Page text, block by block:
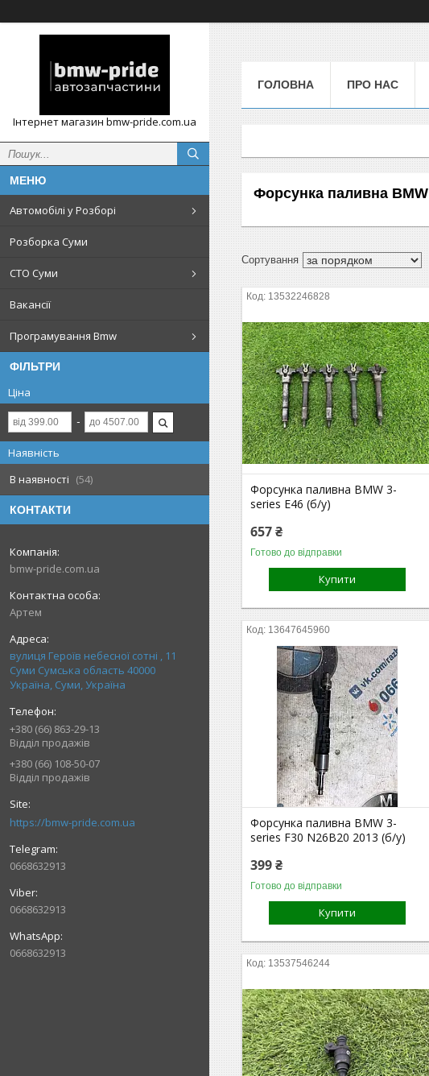
Інтернет магазин bmw-pride.com.ua
Автомобілі у Розборі
Розборка Суми
СТО Суми
Вакансії
Програмування Bmw
ФІЛЬТРИ
Ціна
Наявність
В наявності
54
КОНТАКТИ
bmw-pride.com.ua
Артем
вулиця Героїв небесної сотні , 11
Суми Сумська область 40000
Україна, Суми, Україна
+380 (66) 863-29-13
Відділ продажів
+380 (66) 108-50-07
Відділ продажів
https://bmw-pride.com.ua
0668632913
0668632913
0668632913
ГОЛОВНА ПРО НАС
Форсунка паливна BMW
13532246828
Форсунка паливна BMW 3-
series E46 (б/у)
657 ₴
Готово до відправки
Купити
13647645960
Форсунка паливна BMW 3-
series F30 N26B20 2013 (б/у)
399 ₴
Готово до відправки
Купити
13537546244